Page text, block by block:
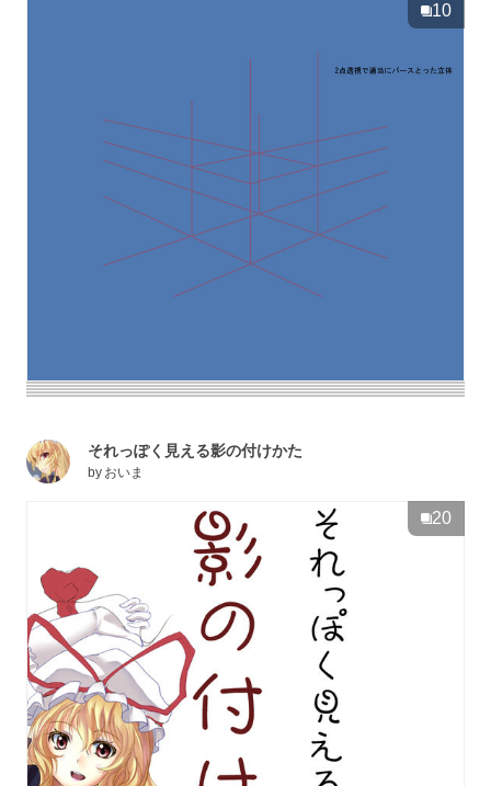
10
それっぽく見える影の付けかた
by おいま
20